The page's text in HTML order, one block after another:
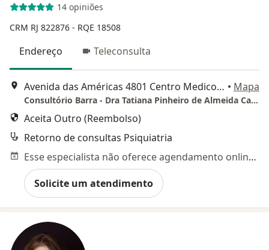
14 opiniões
CRM RJ 822876 - RQE 18508
Endereço Teleconsulta
Avenida das Américas 4801 Centro Medico Richet, Rio de Janeiro • Mapa
Consultório Barra - Dra Tatiana Pinheiro de Almeida Castro
Aceita Outro (Reembolso)
Retorno de consultas Psiquiatria
Esse especialista não oferece agendamento online para esse endereço.
Solicite um atendimento